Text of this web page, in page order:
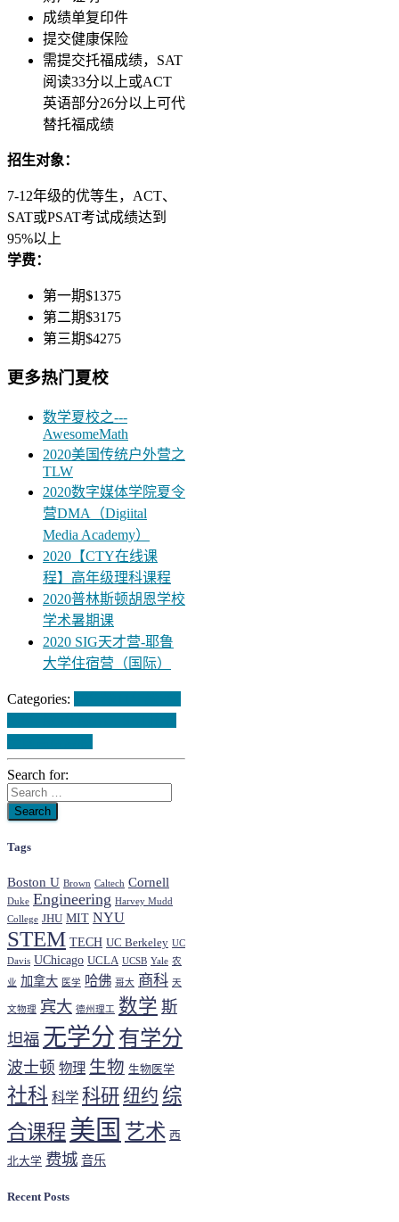
成绩单复印件
提交健康保险
需提交托福成绩，SAT
阅读33分以上或ACT
英语部分26分以上可代
替托福成绩
招生对象：
7-12年级的优等生，ACT、
SAT或PSAT考试成绩达到
95%以上
学费：
第一期$1375
第二期$3175
第三期$4275
更多热门夏校
数学夏校之---
AwesomeMath
2020美国传统户外营之
TLW
2020数字媒体学院夏令
营DMA（Digiital
Media Academy）
2020【CTY在线课
程】高年级理科课程
2020普林斯顿胡恩学校
学术暑期课
2020 SIG天才营-耶鲁
大学住宿营（国际）
Categories:
Search for:
Tags
Boston U Brown Caltech Cornell
Duke Engineering Harvey Mudd
College JHU MIT NYU
STEM TECH UC Berkeley UC
Davis UChicago UCLA UCSB Yale 农
业 加拿大 医学 哈佛 哥大 商科 天
文物理 宾大 德州理工 数学 斯
坦福 无学分 有学分
波士顿 物理 生物 生物医学
社科 科学 科研纽约 综
合课程 美国 艺术 西
北大学 费城 音乐
Recent Posts